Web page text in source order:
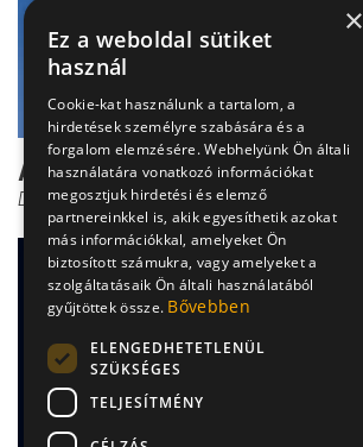
A teniszkönyök diagnózisa
Dr. Zolnay Péter
×
Ez a weboldal sütiket
használ
Cookie-kat használunk a tartalom, a
hirdetések személyre szabására és a
forgalom elemzésére. Webhelyünk Ön általi
használatára vonatkozó információkat
megosztjuk hirdetési és elemző
partnereinkkel is, akik egyesíthetik azokat
más információkkal, amelyeket Ön
biztosított számukra, vagy amelyeket a
szolgáltatásaik Ön általi használatából
gyűjtöttek össze. Bővebben
ELENGEDHETETLENÜL
SZÜKSÉGES
TELJESÍTMÉNY